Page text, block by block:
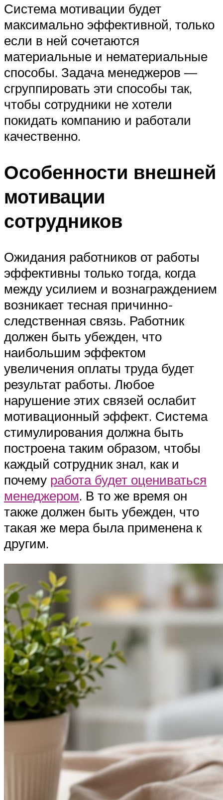
Система мотивации будет
максимально эффективной, только
если в ней сочетаются
материальные и нематериальные
способы. Задача менеджеров —
сгруппировать эти способы так,
чтобы сотрудники не хотели
покидать компанию и работали
качественно.
Особенности внешней
мотивации
сотрудников
Ожидания работников от работы
эффективны только тогда, когда
между усилием и вознаграждением
возникает тесная причинно-
следственная связь. Работник
должен быть убежден, что
наибольшим эффектом
увеличения оплаты труда будет
результат работы. Любое
нарушение этих связей ослабит
мотивационный эффект. Система
стимулирования должна быть
построена таким образом, чтобы
каждый сотрудник знал, как и
почему работа будет оцениваться
менеджером. В то же время он
также должен быть убежден, что
такая же мера была применена к
другим.